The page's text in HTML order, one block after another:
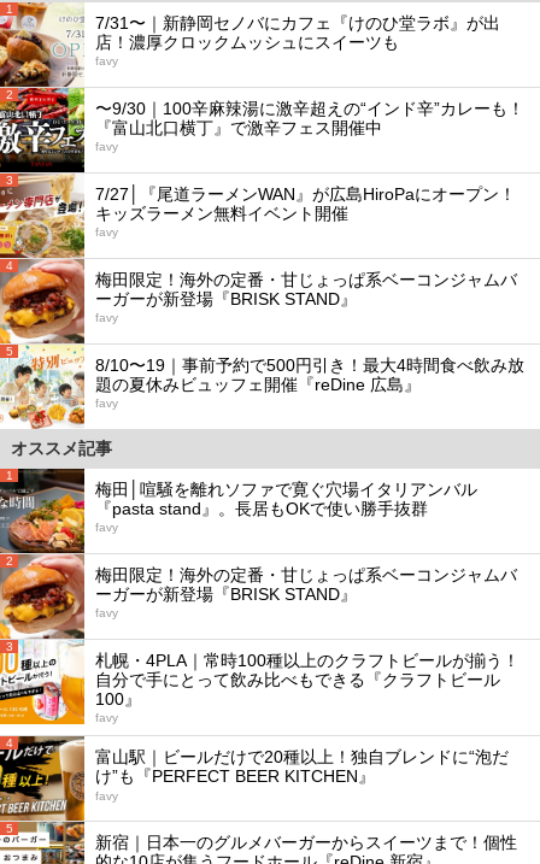
1
7/31〜｜新静岡セノバにカフェ『けのひ堂ラボ』が出
店！濃厚クロックムッシュにスイーツも
favy
2
〜9/30｜100辛麻辣湯に激辛超えの“インド辛”カレーも！
『富山北口横丁』で激辛フェス開催中
favy
3
7/27│『尾道ラーメンWAN』が広島HiroPaにオープン！
キッズラーメン無料イベント開催
favy
4
梅田限定！海外の定番・甘じょっぱ系ベーコンジャムバ
ーガーが新登場『BRISK STAND』
favy
5
8/10〜19｜事前予約で500円引き！最大4時間食べ飲み放
題の夏休みビュッフェ開催『reDine 広島』
favy
オススメ記事
1
梅田│喧騒を離れソファで寛ぐ穴場イタリアンバル
『pasta stand』。長居もOKで使い勝手抜群
favy
2
梅田限定！海外の定番・甘じょっぱ系ベーコンジャムバ
ーガーが新登場『BRISK STAND』
favy
3
札幌・4PLA｜常時100種以上のクラフトビールが揃う！
自分で手にとって飲み比べもできる『クラフトビール
100』
favy
4
富山駅｜ビールだけで20種以上！独自ブレンドに“泡だ
け”も『PERFECT BEER KITCHEN』
favy
5
新宿｜日本一のグルメバーガーからスイーツまで！個性